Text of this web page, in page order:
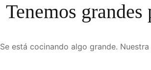
Tenemos
Se está cocinando algo grande.